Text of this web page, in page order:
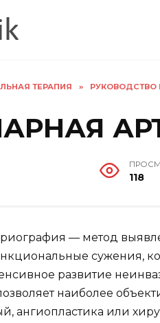
ТЕРАПИЯ » РУКОВОДСТВО
118
— метод
сужения,
развитие
наиболее
ангиопластика или